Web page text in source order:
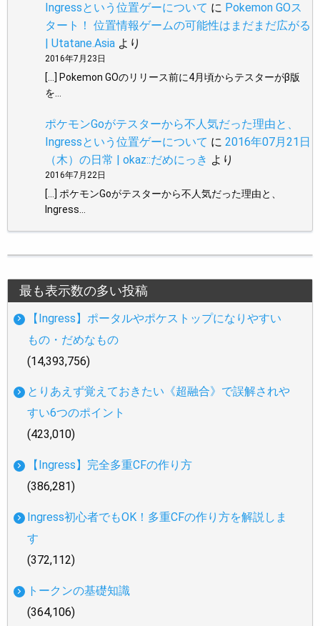
Ingressという位置ゲーについて に Pokemon GOス
タート！ 位置情報ゲームの可能性はまだまだ広がる
| Utatane.Asia より
2016年7月23日
[…] Pokemon GOのリリース前に4月頃からテスターがβ版
を…
ポケモンGoがテスターから不人気だった理由と、
Ingressという位置ゲーについて に 2016年07月21日
（木）の日常 | okaz::だめにっき より
2016年7月22日
[…] ポケモンGoがテスターから不人気だった理由と、
Ingress…
最も表示数の多い投稿
【Ingress】ポータルやポケストップになりやすい
もの・だめなもの
(14,393,756)
とりあえず覚えておきたい《超融合》で誤解されや
すい6つのポイント
(423,010)
【Ingress】完全多重CFの作り方
(386,281)
Ingress初心者でもOK！多重CFの作り方を解説しま
す
(372,112)
トークンの基礎知識
(364,106)